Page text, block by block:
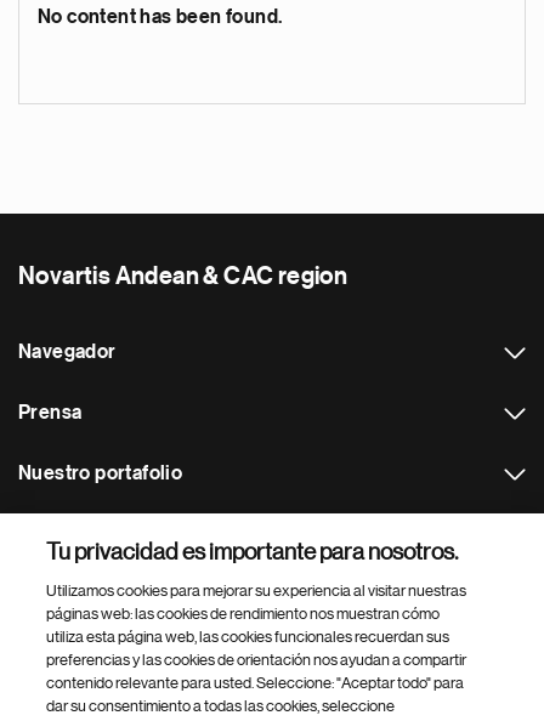
No content has been found.
Novartis Andean & CAC region
Navegador
Prensa
Nuestro portafolio
Footer Site Search
Tu privacidad es importante para nosotros.
Utilizamos cookies para mejorar su experiencia al visitar nuestras
páginas web: las cookies de rendimiento nos muestran cómo
utiliza esta página web, las cookies funcionales recuerdan sus
preferencias y las cookies de orientación nos ayudan a compartir
contenido relevante para usted. Seleccione: "Aceptar todo" para
dar su consentimiento a todas las cookies, seleccione